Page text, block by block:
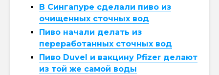
В Сингапуре сделали пиво из
очищенных сточных вод
Пиво начали делать из
переработанных сточных вод
Пиво Duvel и вакцину Pfizer делают
из той же самой воды